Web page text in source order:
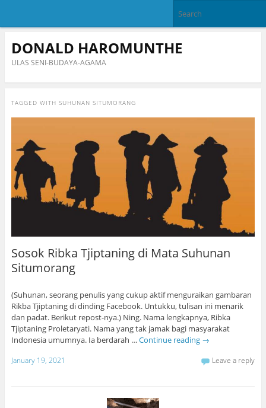
DONALD HAROMUNTHE
ULAS SENI-BUDAYA-AGAMA
TAGGED WITH SUHUNAN SITUMORANG
Sosok Ribka Tjiptaning di Mata Suhunan
Situmorang
(Suhunan, seorang penulis yang cukup aktif menguraikan gambaran
Rikba Tjiptaning di dinding Facebook. Untukku, tulisan ini menarik
dan padat. Berikut repost-nya.) Ning. Nama lengkapnya, Ribka
Tjiptaning Proletaryati. Nama yang tak jamak bagi masyarakat
Indonesia umumnya. Ia berdarah … Continue reading →
January 19, 2021 Leave a reply